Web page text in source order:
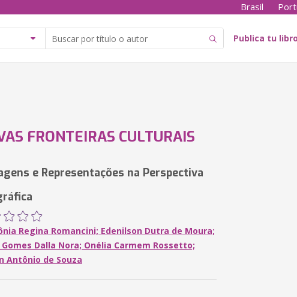
Brasil
Publica tu libro
FRONTEIRAS CULTURAIS
e Representações na Perspectiva
Regina Romancini; Edenilson Dutra de Moura;
Gomes Dalla Nora; Onélia Carmem Rossetto;
Antônio de Souza